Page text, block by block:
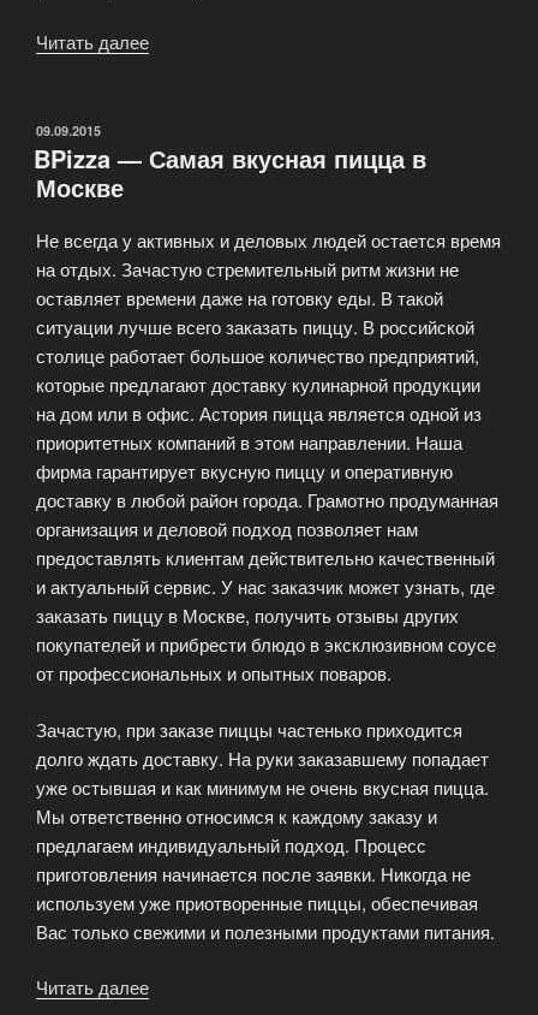
Читать далее
Big
ОПУБЛИКОВАНО
09.09.2015
BPizza — Самая вкусная пицца в
Москве
Не всегда у активных и деловых людей остается время
на отдых. Зачастую стремительный ритм жизни не
оставляет времени даже на готовку еды. В такой
ситуации лучше всего заказать пиццу. В российской
столице работает большое количество предприятий,
которые предлагают доставку кулинарной продукции
на дом или в офис. Астория пицца является одной из
приоритетных компаний в этом направлении. Наша
фирма гарантирует вкусную пиццу и оперативную
доставку в любой район города. Грамотно продуманная
организация и деловой подход позволяет нам
предоставлять клиентам действительно качественный
и актуальный сервис. У нас заказчик может узнать, где
заказать пиццу в Москве, получить отзывы других
покупателей и прибрести блюдо в эксклюзивном соусе
от профессиональных и опытных поваров.
Зачастую, при заказе пиццы частенько приходится
долго ждать доставку. На руки заказавшему попадает
уже остывшая и как минимум не очень вкусная пицца.
Мы ответственно относимся к каждому заказу и
предлагаем индивидуальный подход. Процесс
приготовления начинается после заявки. Никогда не
используем уже приотворенные пиццы, обеспечивая
Вас только свежими и полезными продуктами питания.
Читать далее